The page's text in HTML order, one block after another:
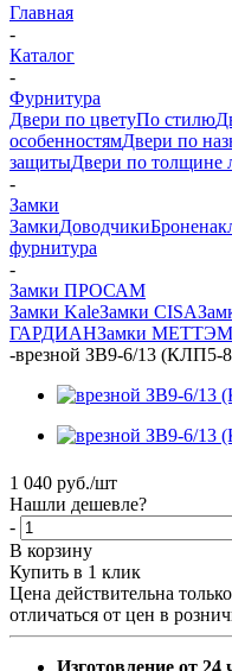
Главная
-
Каталог
-
Фурнитура
Двери по цветуПо стилю
особенностямДвери по
защитыДвери по толщине
-
Замки
ЗамкиДоводчики
фурнитура
-
Замки ПРОСАМ
Замки KaleЗамки CISA
ГАРДИАНЗамки МЕТТЭМ
-врезной ЗВ9-6/13
1 040 руб./шт
Нашли дешевле?
-
В корзину
Купить в 1 клик
Цена действительна
отличаться от цен в
Изготовление от 24